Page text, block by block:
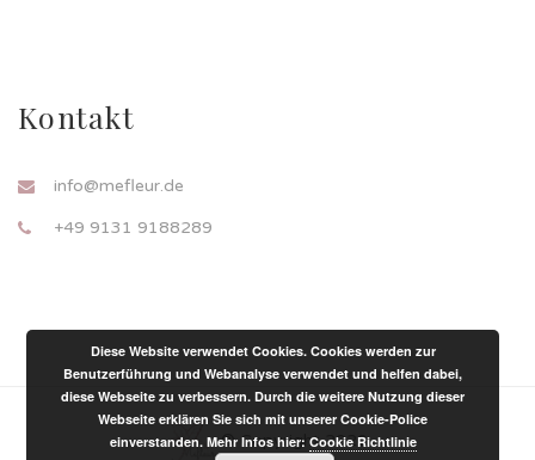
Kontakt
info@mefleur.de
+49 9131 9188289
© Copyright 2020
Diese Website verwendet Cookies. Cookies werden zur
Benutzerführung und Webanalyse verwendet und helfen dabei,
diese Webseite zu verbessern. Durch die weitere Nutzung dieser
Webseite erklären Sie sich mit unserer Cookie-Police
einverstanden. Mehr Infos hier: Cookie Richtlinie